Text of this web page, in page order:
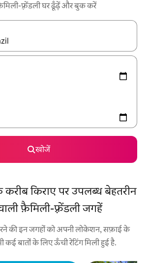
फ़्रेंडली घर ढूँढ़ें और बुक करें
पर, अप और डाउन 'ऐरो की' का इस्तेमाल करके नेविगेट
खोजें
किराए पर उपलब्ध बेहतरीन
फ़ैमिली-फ़्रेंडली जगहें
की इन जगहों को अपनी लोकेशन, सफ़ाई के
कई बातों के लिए ऊँची रेटिंग मिली हुई है.